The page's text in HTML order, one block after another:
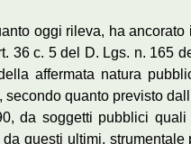
oggi rileva, ha
36 c. 5 del D. Lgs. n. 165
affermata natura
quanto previsto
da soggetti pubblici
questi ultimi,